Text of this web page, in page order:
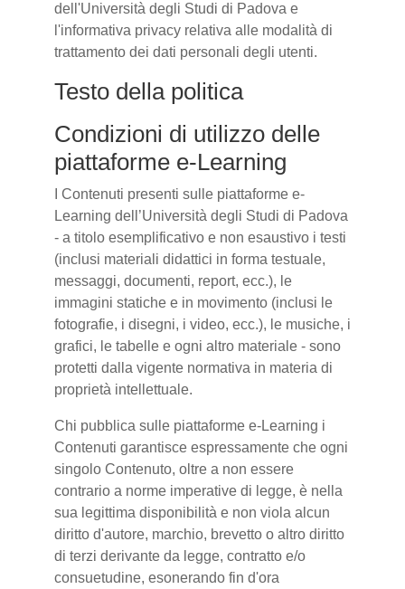
dell'Università degli Studi di Padova e
l'informativa privacy relativa alle modalità di
trattamento dei dati personali degli utenti.
Testo della politica
Condizioni di utilizzo delle
piattaforme e-Learning
I Contenuti presenti sulle piattaforme e-
Learning dell’Università degli Studi di Padova
- a titolo esemplificativo e non esaustivo i testi
(inclusi materiali didattici in forma testuale,
messaggi, documenti, report, ecc.), le
immagini statiche e in movimento (inclusi le
fotografie, i disegni, i video, ecc.), le musiche, i
grafici, le tabelle e ogni altro materiale - sono
protetti dalla vigente normativa in materia di
proprietà intellettuale.
Chi pubblica sulle piattaforme e-Learning i
Contenuti garantisce espressamente che ogni
singolo Contenuto, oltre a non essere
contrario a norme imperative di legge, è nella
sua legittima disponibilità e non viola alcun
diritto d'autore, marchio, brevetto o altro diritto
di terzi derivante da legge, contratto e/o
consuetudine, esonerando fin d'ora